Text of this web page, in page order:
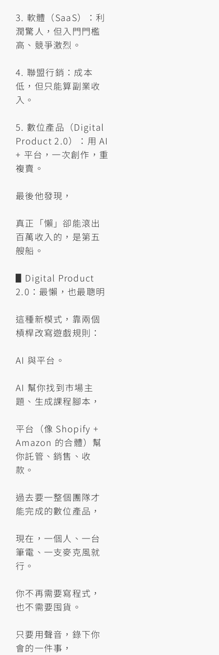
3. 軟體（SaaS）：利
潤驚人，但入門門檻
高、競爭激烈。
4. 聯盟行銷：成本
低，但只能算副業收
入。
5. 數位產品（Digital
Product 2.0）：用 AI
+ 平台，一次創作，重
複賣。
最後他發現，
真正「懶」卻能滾出
百萬收入的，是第五
艘船。
▋Digital Product
2.0：最懶，也最聰明
這種新模式，靠兩個
槓桿改寫遊戲規則：
AI 與平台。
AI 幫你找到市場主
題、生成課程腳本，
平台（像 Shopify +
Amazon 的合體）幫
你託管、銷售、收
款。
過去要一整個團隊才
能完成的數位產品，
現在，一個人、一台
筆電、一支麥克風就
行。
你不再需要寫程式，
也不需要囤貨。
只要用聲音，錄下你
會的一件事，